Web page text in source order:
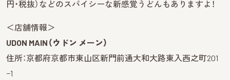
円・税抜）などのスパイシーな新感覚うどんもありますよ！
＜店舗情報＞
UDON MAIN（ウドン メーン）
住所：京都府京都市東山区新門前通大和大路東入西之町201
−1